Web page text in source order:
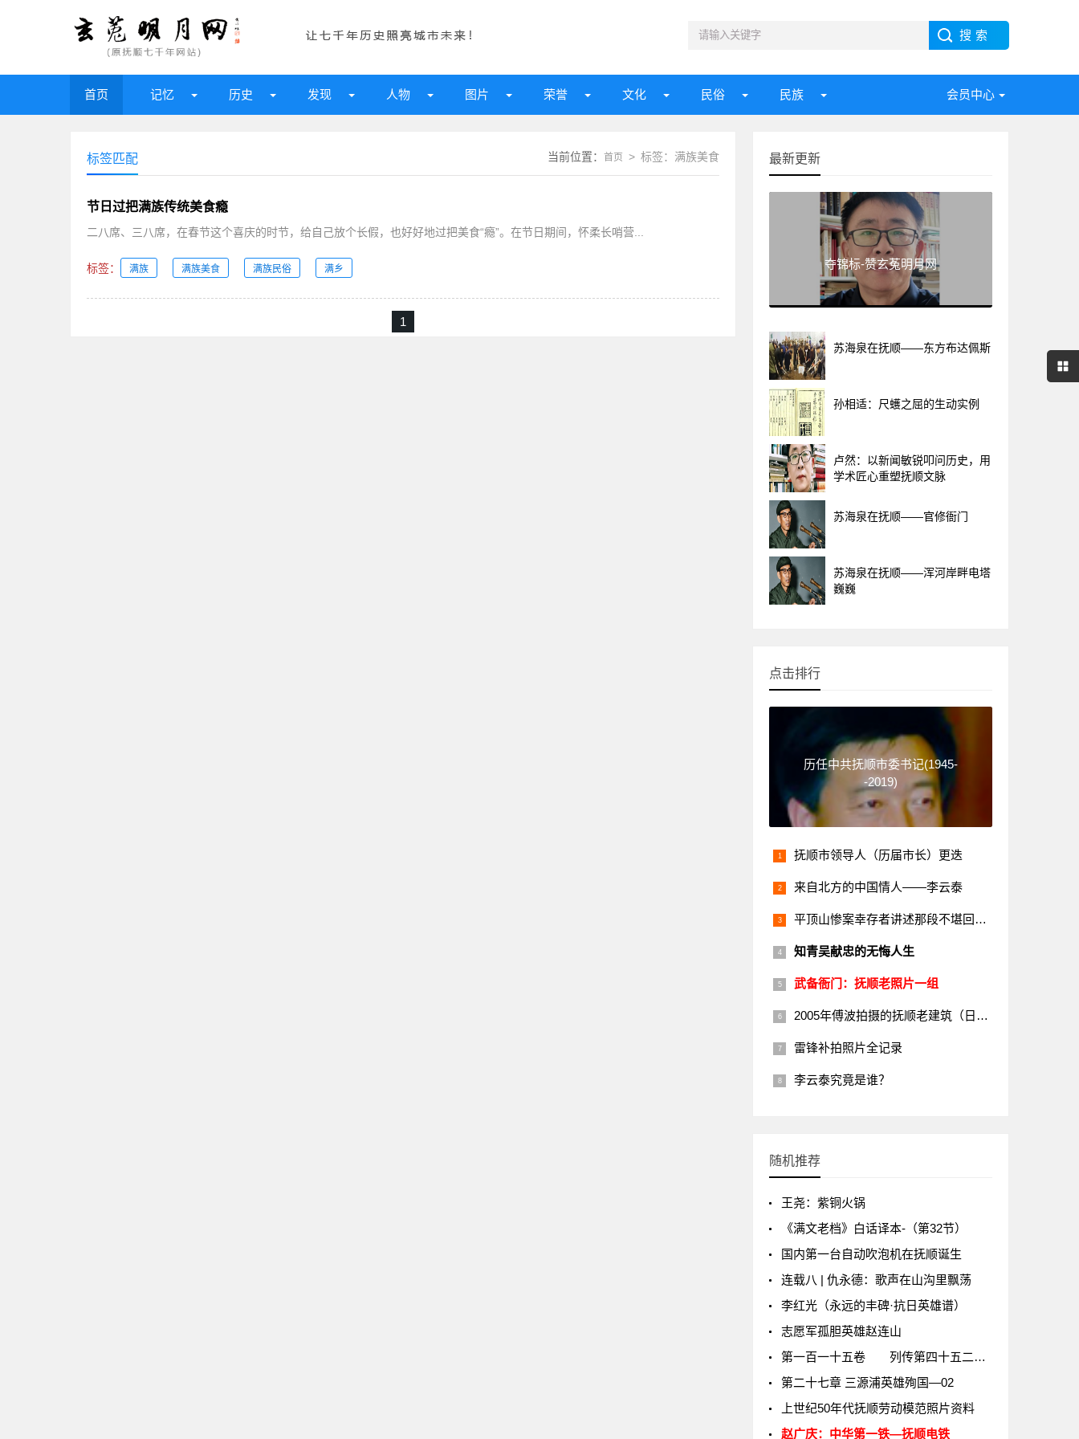
首页 记忆 历史 发现 人物 图片 荣誉 文化 民俗 民族 会员中心
当前位置： 首页 > 标签：满族美食
标签匹配
节日过把满族传统美食瘾
二八席、三八席，在春节这个喜庆的时节，给自己放个长假，也好好地过把美食“瘾”。在节日期间，怀柔长哨营...
标签： 满族 满族美食 满族民俗 满乡
1
最新更新
夺锦标-赞玄菟明月网
苏海泉在抚顺——东方布达佩斯
孙相适：尺蠖之屈的生动实例
卢然：以新闻敏锐叩问历史，用
学术匠心重塑抚顺文脉
苏海泉在抚顺——官修衙门
苏海泉在抚顺——浑河岸畔电塔
巍巍
点击排行
历任中共抚顺市委书记(1945-
-2019)
抚顺市领导人（历届市长）更迭
来自北方的中国情人——李云泰
平顶山惨案幸存者讲述那段不堪回首的历史
知青吴献忠的无悔人生
武备衙门：抚顺老照片一组
2005年傅波拍摄的抚顺老建筑（日本楼）
雷锋补拍照片全记录
李云泰究竟是谁？
随机推荐
王尧：紫铜火锅
《满文老档》白话译本-（第32节）
国内第一台自动吹泡机在抚顺诞生
连载八 | 仇永德：歌声在山沟里飘荡
李红光（永远的丰碑·抗日英雄谱）
志愿军孤胆英雄赵连山
第一百一十五卷 列传第四十五二国外记
第二十七章 三源浦英雄殉国—02
上世纪50年代抚顺劳动模范照片资料
赵广庆：中华第一铁—抚顺电铁